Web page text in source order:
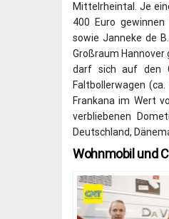
Mittelrheintal. Je
400 Euro gewinnen
sowie Janneke de
Großraum Hannover
darf sich auf den
Faltbollerwagen
Frankana im Wert
verbliebenen
Deutschland,
Wohnmobil und